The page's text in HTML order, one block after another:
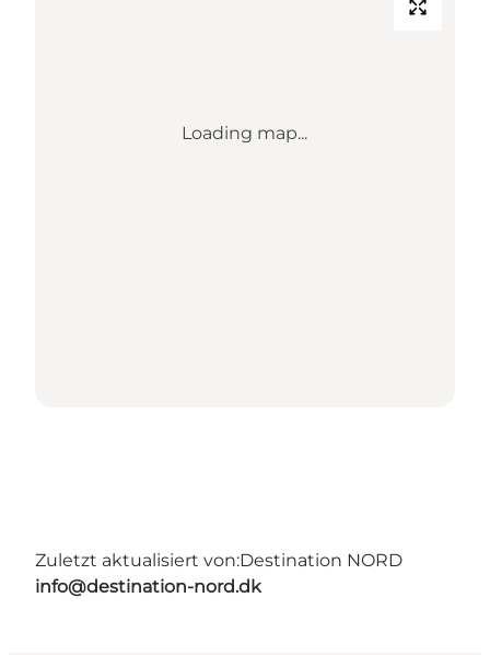
Loading map...
Zuletzt aktualisiert von:Destination NORD
info@destination-nord.dk